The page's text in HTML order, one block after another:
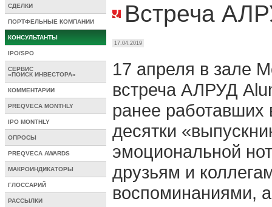
СДЕЛКИ
ПОРТФЕЛЬНЫЕ КОМПАНИИ
КОНСУЛЬТАНТЫ
IPO/SPO
СЕРВИС
«ПОИСК ИНВЕСТОРА»
КОММЕНТАРИИ
PREQVECA MONTHLY
IPO MONTHLY
ОПРОСЫ
PREQVECA AWARDS
МАКРОИНДИКАТОРЫ
ГЛОССАРИЙ
РАССЫЛКИ
Встреча
17.04.2019
17 апреля в зале
встреча АЛРУД
ранее работавших
десятки
эмоциональной
друзьям и
воспоминаниями,